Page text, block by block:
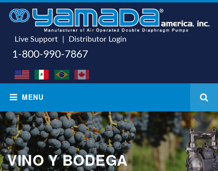
Live Support Distributor Login
1-800-990-7867
VINO Y BODEGA